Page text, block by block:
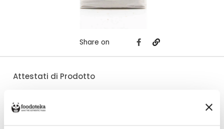
Share on
Attestati di Prodotto